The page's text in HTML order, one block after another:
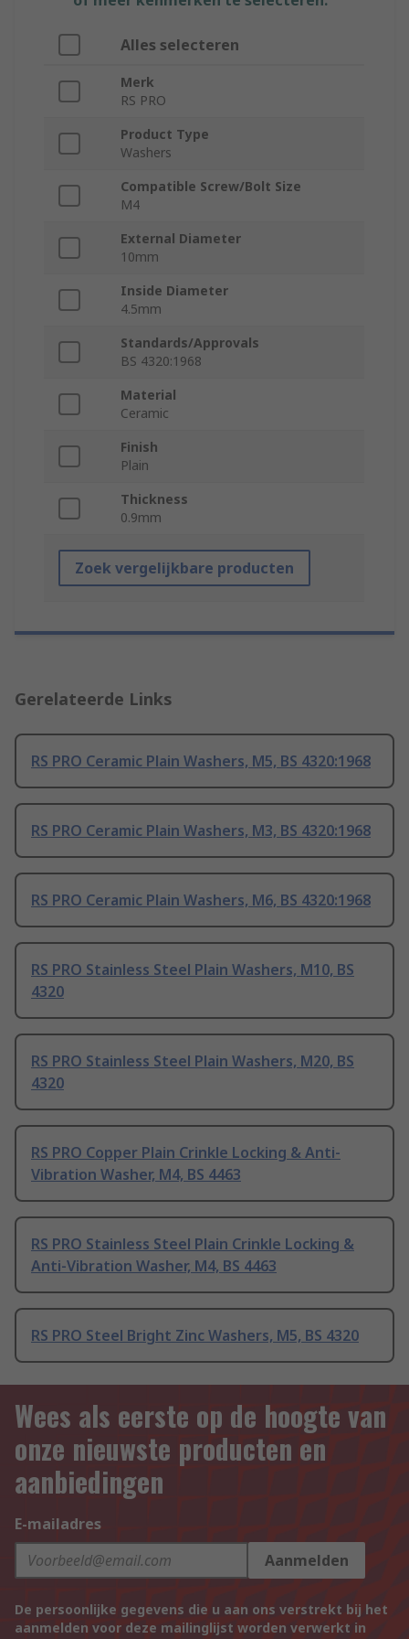
Alles selecteren
Merk
RS PRO
Product Type
Washers
Compatible Screw/Bolt Size
M4
External Diameter
10mm
Inside Diameter
4.5mm
Standards/Approvals
BS 4320:1968
Material
Ceramic
Finish
Plain
Thickness
0.9mm
Zoek vergelijkbare producten
Gerelateerde Links
RS PRO Ceramic Plain Washers, M5, BS 4320:1968
RS PRO Ceramic Plain Washers, M3, BS 4320:1968
RS PRO Ceramic Plain Washers, M6, BS 4320:1968
RS PRO Stainless Steel Plain Washers, M10, BS
4320
RS PRO Stainless Steel Plain Washers, M20, BS
4320
RS PRO Copper Plain Crinkle Locking & Anti-
Vibration Washer, M4, BS 4463
RS PRO Stainless Steel Plain Crinkle Locking &
Anti-Vibration Washer, M4, BS 4463
RS PRO Steel Bright Zinc Washers, M5, BS 4320
Wees als eerste op de hoogte van
onze nieuwste producten en
aanbiedingen
E-mailadres
Aanmelden
De persoonlijke gegevens die u aan ons verstrekt bij het
aanmelden voor deze mailinglijst worden verwerkt in